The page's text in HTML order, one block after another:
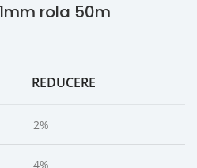
rola 50m
REDUCERE
2%
4%